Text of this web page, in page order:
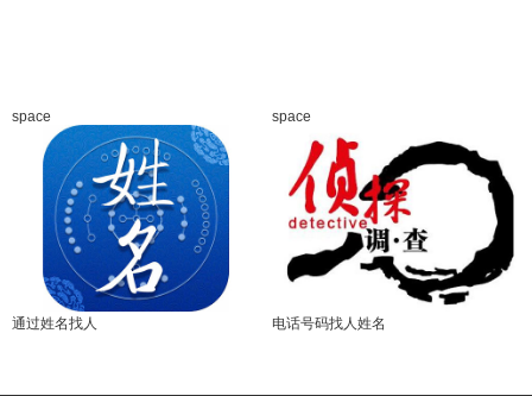
space
通过姓名找人
space
电话号码找人姓名